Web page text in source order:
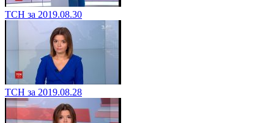
ТСН за 2019.08.30
ТСН за 2019.08.28